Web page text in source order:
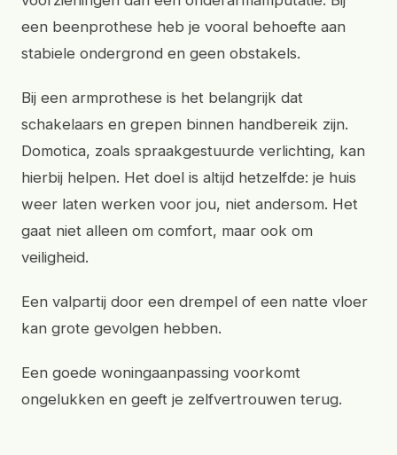
een beenprothese heb je vooral behoefte aan
stabiele ondergrond en geen obstakels.
Bij een armprothese is het belangrijk dat
schakelaars en grepen binnen handbereik zijn.
Domotica, zoals spraakgestuurde verlichting, kan
hierbij helpen. Het doel is altijd hetzelfde: je huis
weer laten werken voor jou, niet andersom. Het
gaat niet alleen om comfort, maar ook om
veiligheid.
Een valpartij door een drempel of een natte vloer
kan grote gevolgen hebben.
Een goede woningaanpassing voorkomt
ongelukken en geeft je zelfvertrouwen terug.